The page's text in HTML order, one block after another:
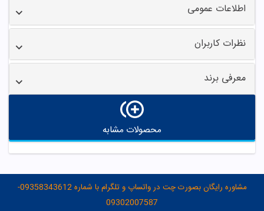
اطلاعات عمومی
نظرات کاربران
معرفی برند
محصولات مشابه
مشاوره رایگان بصورت چت در واتساپ و تلگرام با شماره 09358343612-
09302007587